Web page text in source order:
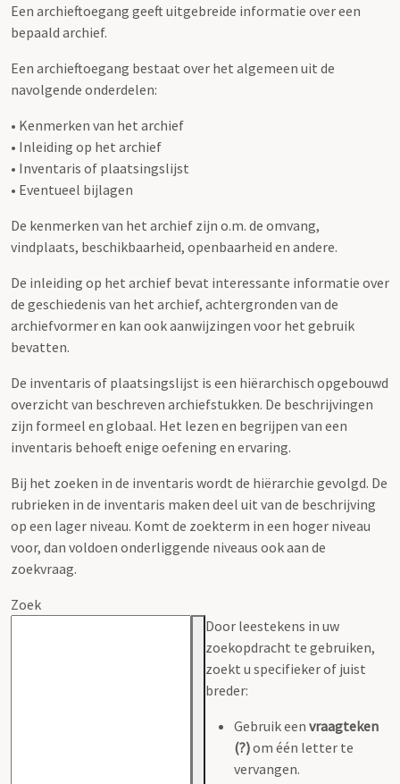
Een archieftoegang geeft uitgebreide informatie over een
bepaald archief.
Een archieftoegang bestaat over het algemeen uit de
navolgende onderdelen:
• Kenmerken van het archief
• Inleiding op het archief
• Inventaris of plaatsingslijst
• Eventueel bijlagen
De kenmerken van het archief zijn o.m. de omvang,
vindplaats, beschikbaarheid, openbaarheid en andere.
De inleiding op het archief bevat interessante informatie over
de geschiedenis van het archief, achtergronden van de
archiefvormer en kan ook aanwijzingen voor het gebruik
bevatten.
De inventaris of plaatsingslijst is een hiërarchisch opgebouwd
overzicht van beschreven archiefstukken. De beschrijvingen
zijn formeel en globaal. Het lezen en begrijpen van een
inventaris behoeft enige oefening en ervaring.
Bij het zoeken in de inventaris wordt de hiërarchie gevolgd. De
rubrieken in de inventaris maken deel uit van de beschrijving
op een lager niveau. Komt de zoekterm in een hoger niveau
voor, dan voldoen onderliggende niveaus ook aan de
zoekvraag.
Zoek
Door leestekens in uw
zoekopdracht te gebruiken,
zoekt u specifieker of juist
breder:
Gebruik een vraagteken
(?)om één letter te
vervangen.